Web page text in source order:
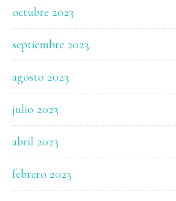
octubre 2023
septiembre 2023
agosto 2023
julio 2023
abril 2023
febrero 2023